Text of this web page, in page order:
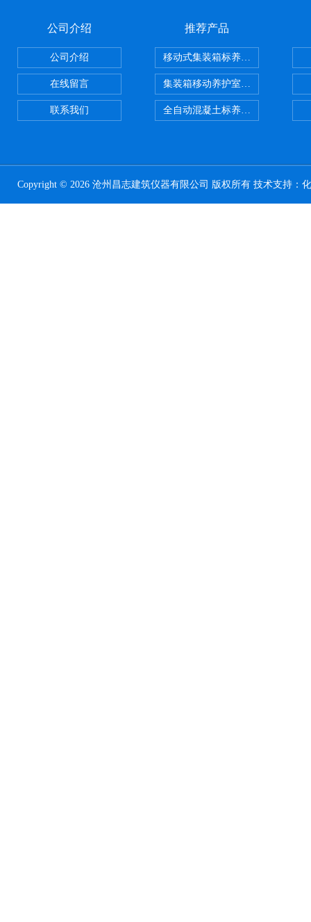
公司介绍
公司介绍
在线留言
联系我们
推荐产品
移动式集装箱标养室 养护室设备
集装箱移动养护室 标养室
全自动混凝土标养室恒温恒湿设备
Copyright © 2026 沧州昌志建筑仪器有限公司 版权所有 技术支持：